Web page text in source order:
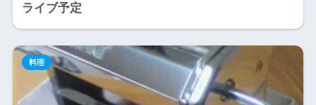
ライブ予定
料理